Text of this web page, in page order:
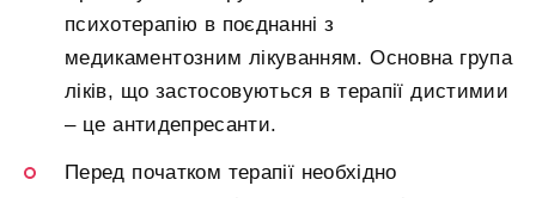
психотерапію в поєднанні з
медикаментозним лікуванням. Основна група
ліків, що застосовуються в терапії дистимии
– це антидепресанти.
Перед початком терапії необхідно